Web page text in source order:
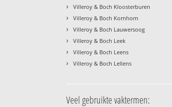
› Villeroy & Boch Kloosterburen
› Villeroy & Boch Kornhorn
› Villeroy & Boch Lauwersoog
› Villeroy & Boch Leek
› Villeroy & Boch Leens
› Villeroy & Boch Lellens
Veel gebruikte vaktermen: